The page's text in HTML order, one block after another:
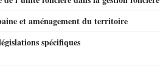
et aménagement du territoire
spécifiques